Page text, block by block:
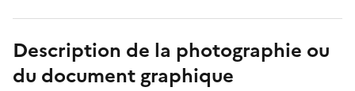
Description de la photographie ou
du document graphique